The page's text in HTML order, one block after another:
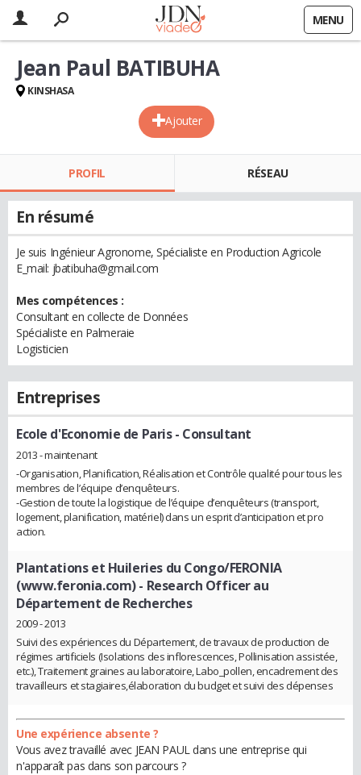
MENU
Ajouter
Jean Paul BATIBUHA
KINSHASA
PROFIL RÉSEAU
En résumé
Je suis Ingénieur Agronome, Spécialiste en Production Agricole
E_mail: jbatibuha@gmail.com
Mes compétences :
Consultant en collecte de Données
Spécialiste en Palmeraie
Logisticien
Entreprises
Ecole d'Economie de Paris- Consultant
2013 - maintenant
-Organisation, Planification, Réalisation et Contrôle qualité pour tous les
membres de l’équipe d’enquêteurs.
-Gestion de toute la logistique de l’équipe d’enquêteurs (transport,
logement, planification, matériel) dans un esprit d’anticipation et pro
action.
Plantations et Huileries du Congo/FERONIA
(www.feronia.com)- Research Officer au
Département de Recherches
2009 - 2013
Suivi des expériences du Département, de travaux de production de
régimes artificiels (Isolations des inflorescences, Pollinisation assistée,
etc.), Traitement graines au laboratoire, Labo_pollen, encadrement des
travailleurs et stagiaires,élaboration du budget et suivi des dépenses
Une expérience absente ?
Vous avez travaillé avec JEAN PAUL dans une entreprise qui
n'apparaît pas dans son parcours ?